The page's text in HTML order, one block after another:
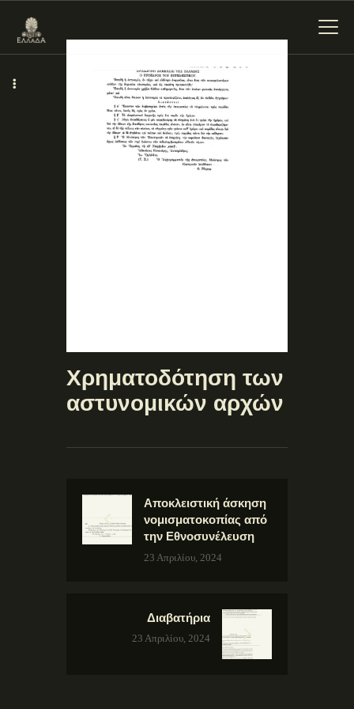
ΕΝΌΤΗΤΕΣ
ΞΥΛΌΚΑΣΤΡΟ –
ΕΥΡΩΣΤΊΝΗ
Χρηματοδότηση των
αστυνομικών αρχών
Αποκλειστική άσκηση
νομισματοκοπίας από
την Εθνοσυνέλευση
23 Απριλίου, 2024
Διαβατήρια
23 Απριλίου, 2024